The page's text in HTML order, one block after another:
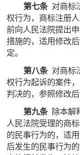
第七条 对商标
权行为，商标注册
前向人民法院提出
措施的，适用修改
定。
第八条 对商标
权行为起诉的案件
判决的，参照修改
第九条 除本解
人民法院受理的商
的民事行为的，适
后发生的民事行为